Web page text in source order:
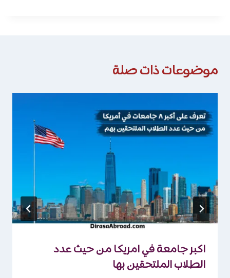
موضوعات ذات صلة
اكبر جامعة في امريكا من حيث عدد
الطلاب الملتحقين بها